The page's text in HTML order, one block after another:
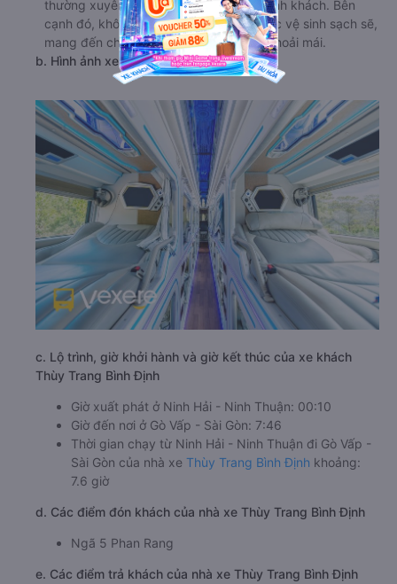
thường xuyên, đảm bảo an toàn cho hành khách. Bên
cạnh đó, không gian trong xe cũng được vệ sinh sạch sẽ,
mang đến cho hành khách trải nghiệm thoải mái.
b. Hình ảnh xe Thùy Trang Bình Định
c. Lộ trình, giờ khởi hành và giờ kết thúc của xe khách
Thùy Trang Bình Định
Giờ xuất phát ở Ninh Hải - Ninh Thuận: 00:10
Giờ đến nơi ở Gò Vấp - Sài Gòn: 7:46
Thời gian chạy từ Ninh Hải - Ninh Thuận đi Gò Vấp -
Sài Gòn của nhà xe Thùy Trang Bình Định khoảng:
7.6 giờ
d. Các điểm đón khách của nhà xe Thùy Trang Bình Định
Ngã 5 Phan Rang
e. Các điểm trả khách của nhà xe Thùy Trang Bình Định